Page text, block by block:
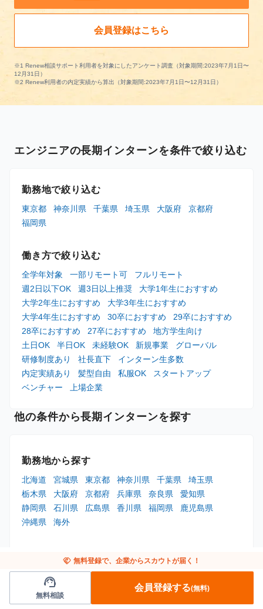
会員登録はこちら
※1 Renew相談サポート利用者を対象にしたアンケート調査（対象期間:2023年7月1日〜
12月31日）
※2 Renew利用者の内定実績から算出（対象期間:2023年7月1日〜12月31日）
エンジニアの長期インターンを条件で絞り込む
勤務地で絞り込む
東京都 神奈川県 千葉県 埼玉県 大阪府
京都府
福岡県
働き方で絞り込む
全学年対象 一部リモート可
フルリモート
週2日以下OK
週3日以上推奨
大学1年生におすすめ
大学2年生におすすめ
大学3年生におすすめ
大学4年生におすすめ
30卒におすすめ
29卒におすすめ
28卒におすすめ
27卒におすすめ
地方学生向け
土日OK
半日OK 未経験OK 新規事業
グローバル
研修制度あり
社長直下
インターン生多数
内定実績あり
髪型自由 私服OK
スタートアップ
ベンチャー
上場企業
他の条件から長期インターンを探す
勤務地から探す
北海道 宮城県 東京都 神奈川県 千葉県
埼玉県
栃木県
大阪府 京都府 兵庫県 奈良県
愛知県
静岡県
石川県 広島県 香川県 福岡県
鹿児島県
沖縄県
海外
職種から探す
営業 企画 マーケティング 編集/ライター
エンジニア
デザイナー
コンサルタント
事務/アシスタント
handshake 無料登録で、企業からスカウトが届く！
support_agent
無料相談
会員登録する(無料)